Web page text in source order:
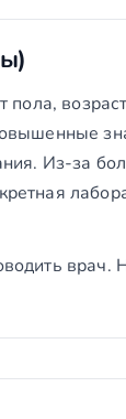
пола,
Из-за
врач.